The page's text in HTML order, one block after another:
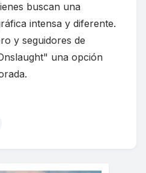
buscan una
intensa y diferente.
y seguidores de
una opción